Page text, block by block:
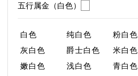
五行属金（白色）
白色 纯白色 粉白色
灰白色
爵士白色 米白色
嫩白色
浅白色 青白色